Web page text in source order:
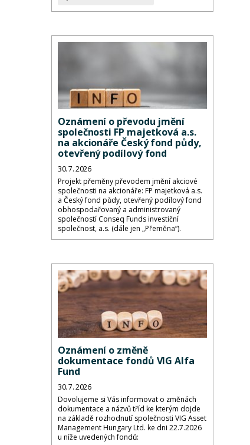
Oznámení o převodu jmění
společnosti FP majetková a.s.
na akcionáře Český fond půdy,
otevřený podílový fond
30. 7. 2026
Projekt přeměny převodem jmění akciové
společnosti na akcionáře: FP majetková a.s.
a Český fond půdy, otevřený podílový fond
obhospodařovaný a administrovaný
společností Conseq Funds investiční
společnost, a.s. (dále jen „Přeměna“).
Oznámení o změně
dokumentace fondů VIG Alfa
Fund
30. 7. 2026
Dovolujeme si Vás informovat o změnách
dokumentace a názvů tříd ke kterým dojde
na základě rozhodnutí společnosti VIG Asset
Management Hungary Ltd. ke dni 22.7.2026
u níže uvedených fondů: